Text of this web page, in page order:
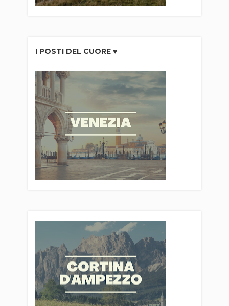
I POSTI DEL CUORE ♥